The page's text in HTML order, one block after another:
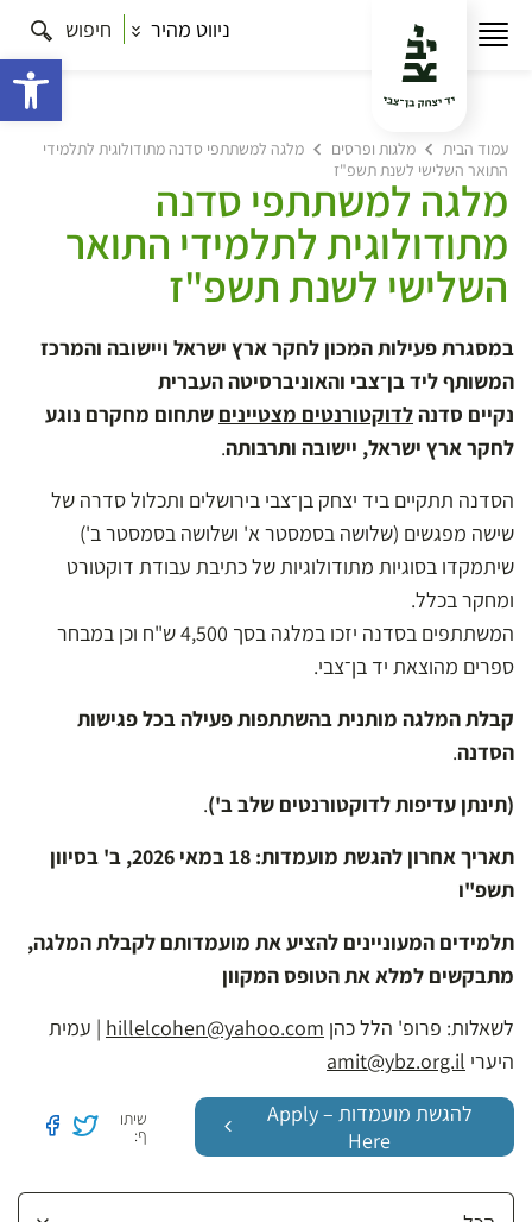
ניווט מהיר חיפוש
עמוד הבית מלגות ופרסים
מלגה למשתתפי סדנה מתודולוגית לתלמידי
התואר השלישי לשנת תשפ"ז
מלגה למשתתפי סדנה
מתודולוגית לתלמידי התואר
השלישי לשנת תשפ"ז
במסגרת פעילות המכון לחקר ארץ ישראל ויישובה והמרכז
המשותף ליד בן־צבי והאוניברסיטה העברית
נקיים סדנהלדוקטורנטים מצטיינים שתחום מחקרם נוגע
לחקר ארץ ישראל, יישובה ותרבותה.
הסדנה תתקיים ביד יצחק בן־צבי בירושלים ותכלול סדרה של
שישה מפגשים (שלושה בסמסטר א' ושלושה בסמסטר ב')
שיתמקדו בסוגיות מתודולוגיות של כתיבת עבודת דוקטורט
ומחקר בכלל.
המשתתפים בסדנה יזכו במלגה בסך 4,500 ש"ח וכן במבחר
ספרים מהוצאת יד בן־צבי.
קבלת המלגה מותנית בהשתתפות פעילה בכל פגישות
הסדנה.
(תינתן עדיפות לדוקטורנטים שלב ב')
.
תאריך אחרון להגשת מועמדות: 18 במאי 2026, ב' בסיוון
תשפ"ו
תלמידים המעוניינים להציע את מועמדותם לקבלת המלגה,
מתבקשים למלא את הטופס המקוון
לשאלות: פרופ' הלל כהן hillelcohen@yahoo.com | עמית
היערי amit@ybz.org.il
להגשת מועמדות – Apply
Here
שיתו
ף: